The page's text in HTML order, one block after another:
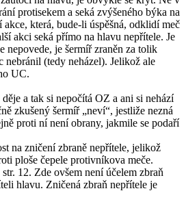
protisekem a seká zvýšeného býka na
která, bude-li úspěšná, odklidí meč
akci seká přímo na hlavu nepřítele. Je
nepovede, je šermíř zraněn za tolik
(tedy neházel). Jelikož ale
UC.
a tak si nepočítá OZ a ani si nehází
zkušený šermíř „neví“, jestliže nezná
proti ní není obrany, jakmile se podaří
na zničení zbraně nepřítele, jelikož
ploše čepele protivníkova meče.
12. Zde ovšem není účelem zbraň
hlavu. Zničená zbraň nepřítele je